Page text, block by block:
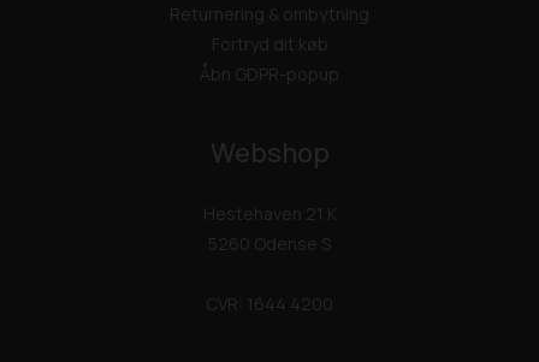
Returnering & ombytning
Fortryd dit køb
Åbn GDPR-popup
Webshop
Hestehaven 21 K
5260 Odense S
CVR: 1644 4200